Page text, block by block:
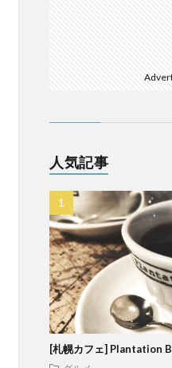
人気記事
[札幌カフェ] Plantation